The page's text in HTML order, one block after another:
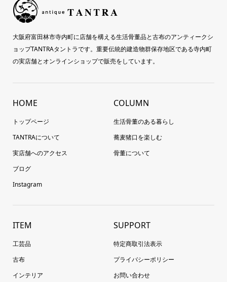
大阪府富田林市寺内町に店舗を構える生活骨董品と古布のアンティークシ
ョップTANTRAタントラです。重要伝統的建造物群保存地区である寺内町
の実店舗とオンラインショップで販売をしています。
HOME
トップページ
TANTRAについて
実店舗へのアクセス
ブログ
Instagram
COLUMN
生活骨董のある暮らし
蕎麦猪口を楽しむ
骨董について
ITEM
工芸品
古布
インテリア
SUPPORT
特定商取引法表示
プライバシーポリシー
お問い合わせ